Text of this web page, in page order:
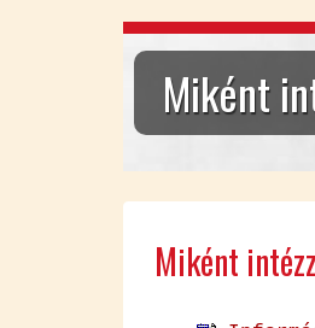
Miként
Mi­ként